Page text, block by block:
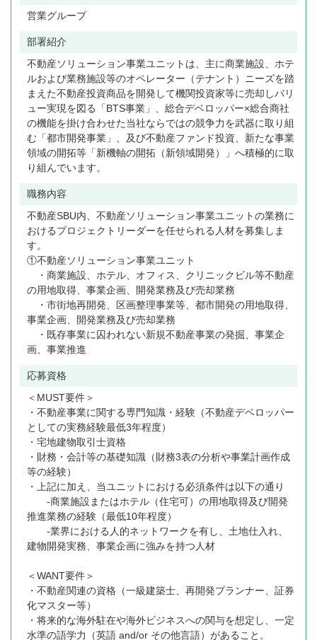
営業グループ
部署紹介
不動産ソリューション事業ユニットは、主に商業施設、ホテ
ルおよび業務施設等のオペレーター（テナント）ニーズを踏
まえた不動産投資商品を開発して機関投資家等に売却しバリ
ュー実現を図る「BTS事業」、総合デベロッパー×総合商社
の機能を掛け合わせた当社ならではの競争力を武器に取り組
む「都市開発事業」、及び不動産ファンド投資、新たな事業
領域の開拓等「新機軸の開拓（新領域開発）」へ積極的に取
り組んでいます。
職務内容
不動産SBU内、不動産ソリューション事業ユニットの業務に
おけるプロジェクトリーダーを任せられる人材を募集しま
す。
①不動産ソリューション事業ユニット
・商業施設、ホテル、オフィス、クリニックビル等不動産
の用地取得、事業企画、開発業務及び売却業務
・市街地再開発、区画整理事業等、都市開発の用地取得、
事業企画、開発業務及び売却業務
・既存事業に囚われない新規不動産事業の発掘、事業企
画、事業推進
応募資格
＜MUST要件＞
・不動産事業に関する専門知識・経験（不動産デベロッパー
としての実務経験最低3年程度）
・宅地建物取引士資格
・財務・会計等の基礎知識（財務3表の分析や事業計画作成
等の経験）
・上記に加え、当ユニットにおける必須条件は以下の通り
-商業施設またはホテル（住宅可）の用地取得及び開発
推進業務の経験（最低10年程度）
-業界における人的ネットワークを有し、土地仕入れ、
建物開発実務、事業企画に強みを持つ人材
＜WANT要件＞
・不動産関連の資格（一級建築士、再開発プランナー、証券
化マスター等）
・将来的な海外駐在や海外ビジネスへの関与を想定し、一定
水準の語学力（英語 and/or その他言語）があること。